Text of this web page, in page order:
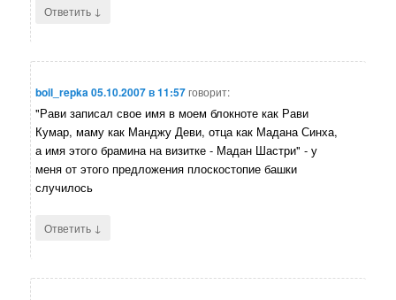
Ответить ↓
boil_repka05.10.2007 в 11:57говорит:
"Рави записал свое имя в моем блокноте как Рави
Кумар, маму как Манджу Деви, отца как Мадана Синха,
а имя этого брамина на визитке - Мадан Шастри" - у
меня от этого предложения плоскостопие башки
случилось
Ответить ↓